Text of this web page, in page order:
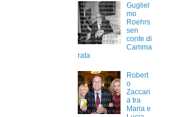
Gugliel
mo
Roehrs
sen
conte di
Camma
rata
Robert
o
Zaccari
a tra
Maria e